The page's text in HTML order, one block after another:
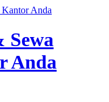
Sewa
Anda